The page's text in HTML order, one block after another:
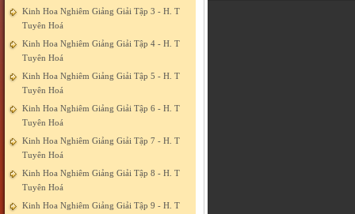
Kinh Hoa Nghiêm Giảng Giải Tập 3 - H. T
Tuyên Hoá
Kinh Hoa Nghiêm Giảng Giải Tập 4 - H. T
Tuyên Hoá
Kinh Hoa Nghiêm Giảng Giải Tập 5 - H. T
Tuyên Hoá
Kinh Hoa Nghiêm Giảng Giải Tập 6 - H. T
Tuyên Hoá
Kinh Hoa Nghiêm Giảng Giải Tập 7 - H. T
Tuyên Hoá
Kinh Hoa Nghiêm Giảng Giải Tập 8 - H. T
Tuyên Hoá
Kinh Hoa Nghiêm Giảng Giải Tập 9 - H. T